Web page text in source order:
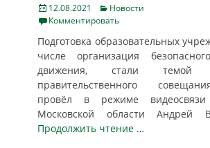
Posted
on
12.08.2021 Categories
Новости
Комментировать
Подготовка образовательных
числе организация
движения, стали темой
правительственного
провёл в режиме видеосвязи
Московской области Андрей
Продолжить чтение …